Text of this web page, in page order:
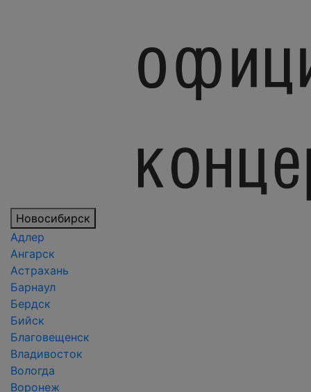
Новосибирск
Адлер
Ангарск
Астрахань
Барнаул
Бердск
Бийск
Благовещенск
Владивосток
Вологда
Воронеж